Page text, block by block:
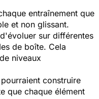
entraînement que
et non glissant.
sur différentes
de boîte. Cela
niveaux
construire
que chaque élément